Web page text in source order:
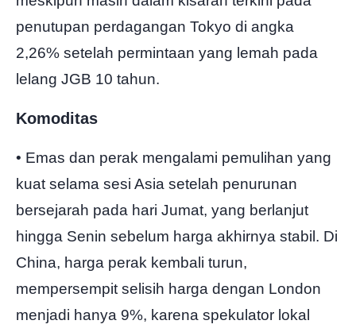
penutupan perdagangan Tokyo di angka
2,26% setelah permintaan yang lemah pada
lelang JGB 10 tahun.
Komoditas
• Emas dan perak mengalami pemulihan yang
kuat selama sesi Asia setelah penurunan
bersejarah pada hari Jumat, yang berlanjut
hingga Senin sebelum harga akhirnya stabil. Di
China, harga perak kembali turun,
mempersempit selisih harga dengan London
menjadi hanya 9%, karena spekulator lokal